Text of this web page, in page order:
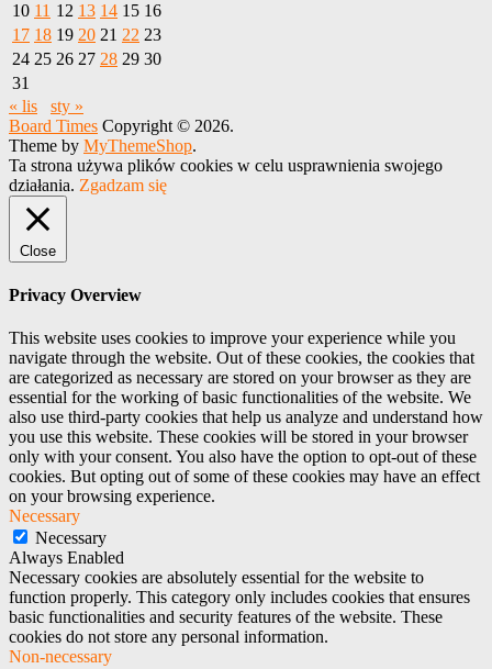
10 11 12 13 14 15 16
17 18 19 20 21 22 23
24 25 26 27 28 29 30
31
« lis
sty »
Board Times Copyright © 2026.
Theme by MyThemeShop.
Ta strona używa plików cookies w celu usprawnienia swojego
działania. Zgadzam się
Close
Privacy Overview
This website uses cookies to improve your experience while you
navigate through the website. Out of these cookies, the cookies that
are categorized as necessary are stored on your browser as they are
essential for the working of basic functionalities of the website. We
also use third-party cookies that help us analyze and understand how
you use this website. These cookies will be stored in your browser
only with your consent. You also have the option to opt-out of these
cookies. But opting out of some of these cookies may have an effect
on your browsing experience.
Necessary
Necessary
Always Enabled
Necessary cookies are absolutely essential for the website to
function properly. This category only includes cookies that ensures
basic functionalities and security features of the website. These
cookies do not store any personal information.
Non-necessary